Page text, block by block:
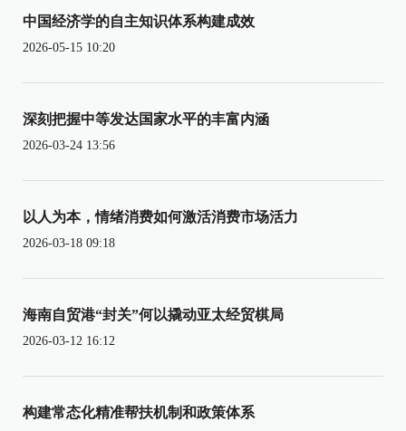
中国经济学的自主知识体系构建成效
2026-05-15 10:20
深刻把握中等发达国家水平的丰富内涵
2026-03-24 13:56
以人为本，情绪消费如何激活消费市场活力
2026-03-18 09:18
海南自贸港“封关”何以撬动亚太经贸棋局
2026-03-12 16:12
构建常态化精准帮扶机制和政策体系